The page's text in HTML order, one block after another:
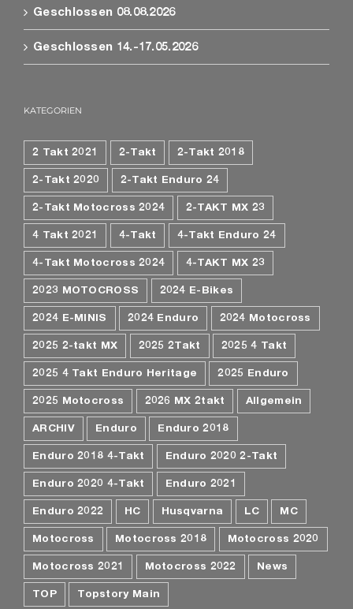
Geschlossen 08.08.2026
Geschlossen 14.-17.05.2026
KATEGORIEN
2 Takt 2021 2-Takt 2-Takt 2018
2-Takt 2020 2-Takt Enduro 24
2-Takt Motocross 2024 2-TAKT MX 23
4 Takt 2021 4-Takt 4-Takt Enduro 24
4-Takt Motocross 2024 4-TAKT MX 23
2023 MOTOCROSS 2024 E-Bikes
2024 E-MINIS 2024 Enduro 2024 Motocross
2025 2-takt MX 2025 2Takt 2025 4 Takt
2025 4 Takt Enduro Heritage 2025 Enduro
2025 Motocross 2026 MX 2takt Allgemein
ARCHIV Enduro Enduro 2018
Enduro 2018 4-Takt Enduro 2020 2-Takt
Enduro 2020 4-Takt Enduro 2021
Enduro 2022 HC Husqvarna LC MC
Motocross Motocross 2018 Motocross 2020
Motocross 2021 Motocross 2022 News
TOP Topstory Main